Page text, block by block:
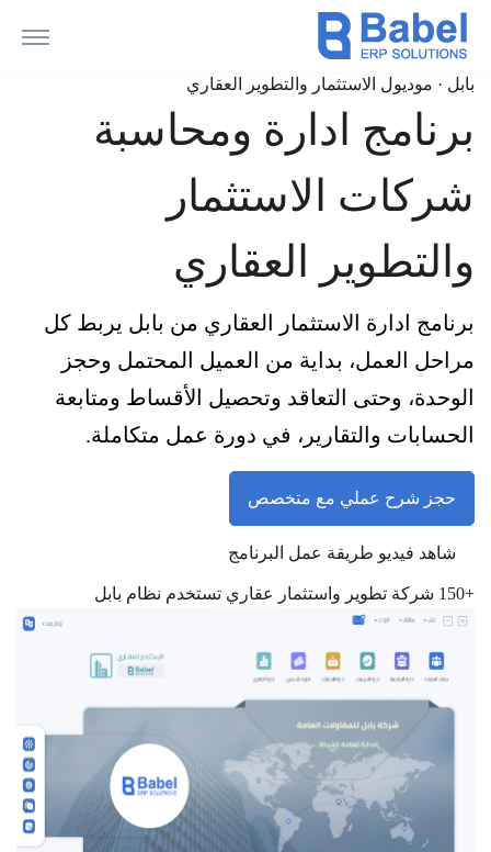
بابل · موديول الاستثمار والتطوير العقاري
برنامج ادارة ومحاسبة
شركات الاستثمار
والتطوير العقاري
برنامج ادارة الاستثمار العقاري من بابل يربط كل
مراحل العمل، بداية من العميل المحتمل وحجز
الوحدة، وحتى التعاقد وتحصيل الأقساط ومتابعة
الحسابات والتقارير، في دورة عمل متكاملة.
حجز شرح عملي مع متخصص
شاهد فيديو طريقة عمل البرنامج
+150 شركة تطوير واستثمار عقاري تستخدم نظام بابل